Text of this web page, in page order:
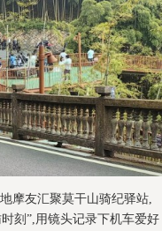
摩友汇聚莫干山骑纪驿站,
刻”,用镜头记录下机车爱好